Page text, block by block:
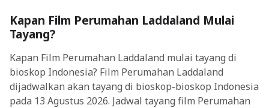
Kapan Film Perumahan Laddaland Mulai
Tayang?
Kapan Film Perumahan Laddaland mulai tayang di
bioskop Indonesia? Film Perumahan Laddaland
dijadwalkan akan tayang di bioskop-bioskop Indonesia
pada 13 Agustus 2026. Jadwal tayang film Perumahan